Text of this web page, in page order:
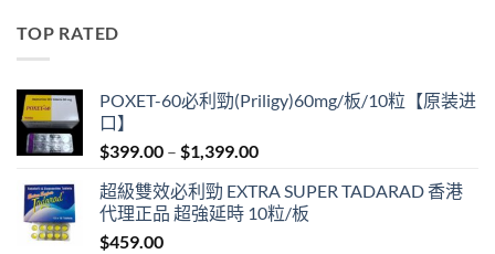
TOP RATED
POXET-60必利勁(Priligy)60mg/板/10粒【原装进
口】
$399.00 – $1,399.00Price
$399.00
through
超級雙效必利勁 EXTRA SUPER TADARAD 香港
代理正品 超強延時 10粒/板
$459.00